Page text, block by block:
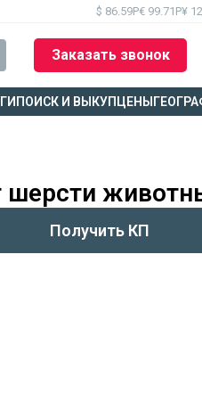
$ 86.59Р€ 99.71Р¥
Заказать звонок
ПОИСК И ВЫКУП ЦЕНЫ
Получить КП